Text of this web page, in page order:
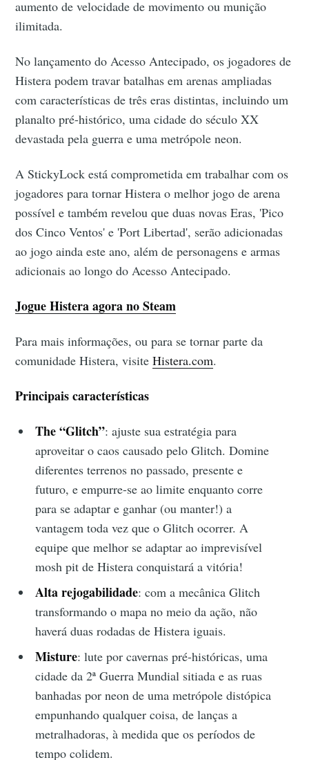
aumento de velocidade de movimento ou munição
ilimitada.
No lançamento do Acesso Antecipado, os jogadores de
Histera podem travar batalhas em arenas ampliadas
com características de três eras distintas, incluindo um
planalto pré-histórico, uma cidade do século XX
devastada pela guerra e uma metrópole neon.
A StickyLock está comprometida em trabalhar com os
jogadores para tornar Histera o melhor jogo de arena
possível e também revelou que duas novas Eras, 'Pico
dos Cinco Ventos' e 'Port Libertad', serão adicionadas
ao jogo ainda este ano, além de personagens e armas
adicionais ao longo do Acesso Antecipado.
Jogue Histera agora no Steam
Para mais informações, ou para se tornar parte da
comunidade Histera, visiteHistera.com.
Principais características
The “Glitch”: ajuste sua estratégia para
aproveitar o caos causado pelo Glitch. Domine
diferentes terrenos no passado, presente e
futuro, e empurre-se ao limite enquanto corre
para se adaptar e ganhar (ou manter!) a
vantagem toda vez que o Glitch ocorrer. A
equipe que melhor se adaptar ao imprevisível
mosh pit de Histera conquistará a vitória!
Alta rejogabilidade: com a mecânica Glitch
transformando o mapa no meio da ação, não
haverá duas rodadas de Histera iguais.
Misture: lute por cavernas pré-históricas, uma
cidade da 2ª Guerra Mundial sitiada e as ruas
banhadas por neon de uma metrópole distópica
empunhando qualquer coisa, de lanças a
metralhadoras, à medida que os períodos de
tempo colidem.